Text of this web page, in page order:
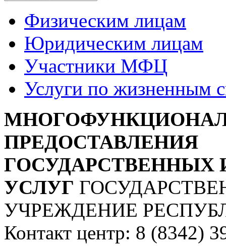
Физическим лицам
Юридическим лицам
Участники МФЦ
Услуги по жизненным
ПРЕДОСТАВЛЕНИЯ
УСЛУГ
УЧРЕЖДЕНИЕ
Контакт центр: 8 (8342)